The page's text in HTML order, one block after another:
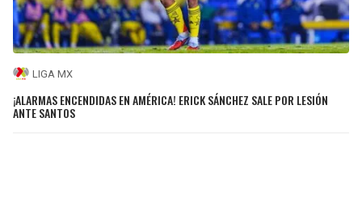
LIGA MX
¡ALARMAS ENCENDIDAS EN AMÉRICA! ERICK SÁNCHEZ SALE POR LESIÓN
ANTE SANTOS